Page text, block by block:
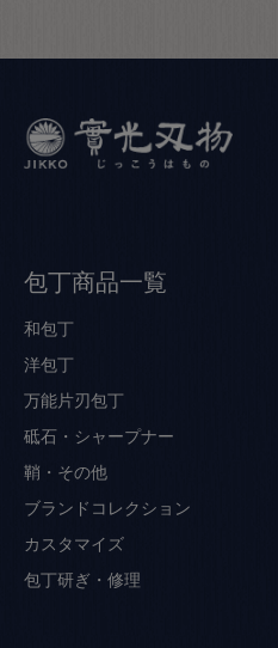
包丁商品一覧
和包丁
洋包丁
万能片刃包丁
砥石・シャープナー
鞘・その他
ブランドコレクション
カスタマイズ
包丁研ぎ・修理